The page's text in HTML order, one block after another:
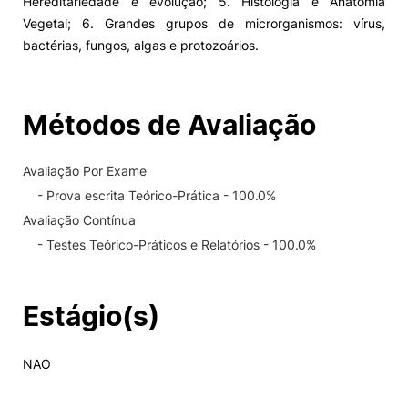
Vegetal; 6. Grandes grupos de microrganismos: vírus,
bactérias, fungos, algas e protozoários.
Métodos de Avaliação
Avaliação Por Exame
- Prova escrita Teórico-Prática - 100.0%
Avaliação Contínua
- Testes Teórico-Práticos e Relatórios - 100.0%
Estágio(s)
NAO